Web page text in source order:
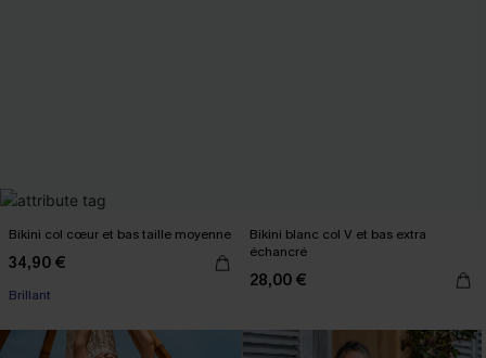
Bikini col cœur et bas taille moyenne
34,90 €
Brillant
Bikini blanc col V et bas extra
échancré
28,00 €